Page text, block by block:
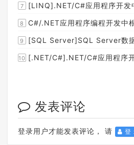
7 [LINQ].NET/C#应用程序开发中如何使用LINQ查询集合中元素
8 C#/.NET应用程序编程开发中根据查询条件动态创
9 [SQL Server]SQL Server数据库中
10 [.NET/C#].NET/C#应用程序开发中如何实现十进
发表评论
登录用户才能发表评论， 请 登